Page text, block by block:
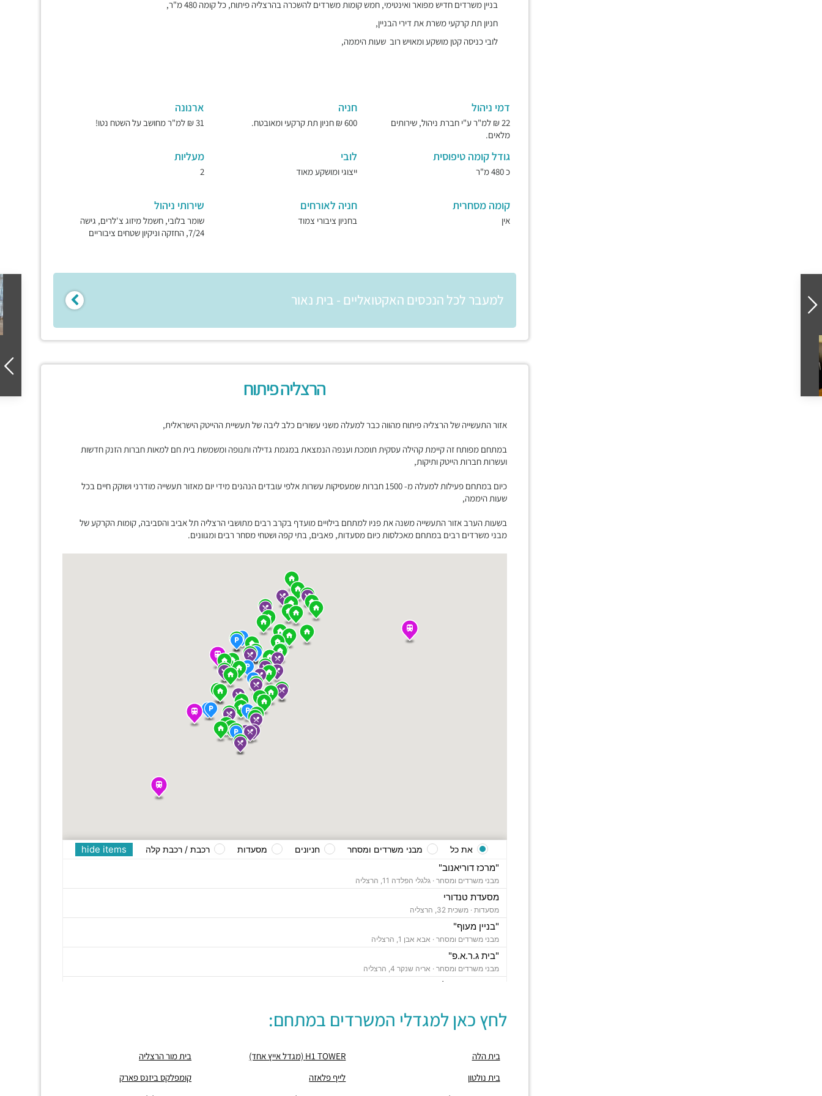
בניין משרדים חדיש מפואר ואינטימי, חמש קומות משרדים להשכרה בהרצליה פיתוח, כל קומה 480 מ"ר,
חניון תת קרקעי משרת את דירי הבניין,
לובי כניסה קטן מושקע ומאויש רוב שעות היממה,
דמי ניהול
22 ₪ למ"ר ע"י חברת ניהול, שירותים
מלאים.
חניה
600 ₪ חניון תת קרקעי ומאובטח.
ארנונה
31 ₪ למ"ר מחושב על השטח נטו!
גודל קומה טיפוסית
כ 480 מ"ר
לובי
ייצוגי ומושקע מאוד
מעליות
2
קומה מסחרית
אין
חניה לאורחים
בחניון ציבורי צמוד
שירותי ניהול
שומר בלובי, חשמל מיזוג צ'לרים, גישה
7/24, החזקה וניקיון שטחים ציבוריים
למעבר לכל הנכסים האקטואליים - בית נאור
הרצליה פיתוח
אזור התעשייה של הרצליה פיתוח מהווה כבר למעלה משני עשורים כלב ליבה של תעשיית ההייטק הישראלית,
במתחם מפותח זה קיימת קהילה עסקית תומכת וענפה הנמצאת במגמת גדילה ותנופה ומשמשת בית חם למאות חברות הזנק חדשות
ועשרות חברות הייטק ותיקות,
כיום במתחם פעילות למעלה מ- 1500 חברות שמעסיקות עשרות אלפי עובדים הנהנים מידי יום מאזור תעשייה מודרני ושוקק חיים בכל
שעות היממה,
בשעות הערב אזור התעשייה משנה את פניו למתחם בילויים מועדף בקרב רבים מתושבי הרצליה תל אביב והסביבה, קומות הקרקע של
מבני משרדים רבים במתחם מאכלסות כיום מסעדות, פאבים, בתי קפה ושטחי מסחר רבים ומגוונים.
"מרכז דוריאנוב"
מבני משרדים ומסחר · גלגלי הפלדה 11, הרצליה
מסעדת טנדורי
מסעדות · משכית 32, הרצליה
"בניין מעוף"
מבני משרדים ומסחר · אבא אבן 1, הרצליה
"בית ג.ר.א.פ"
מבני משרדים ומסחר · אריה שנקר 4, הרצליה
"בית מור הרצליה"
תחנת רכבת הרצליה
רכבת / רכבת קלה · בן ציון מיכאלי 1, הרצליה
חניונים ·יד חרוצים 7, הרצליה
חניון אקרשטיין
hide items את כל מבני משרדים ומסחר חניונים מסעדות רכבת / רכבת קלה
לחץ כאן למגדלי המשרדים במתחם:
בית הלה H1 TOWER (מגדל אייץ אחד)
בית מור הרצליה
בית נולטון
לייף פלאזה
קומפלקס ביזנס פארק